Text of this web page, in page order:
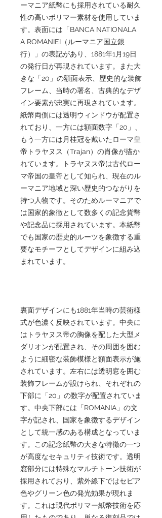
ーマニア紙幣にも採用されている耐久
性の高いポリマー素材を使用していま
す。表面には「BANCA NATIONALA
A ROMANIEI（ルーマニア国立銀
行）」の表記があり、1881年1月19日
の発行日が再現されています。また大
きな「20」の額面表示、歴史的な装飾
フレーム、当時の署名、古典的なデザ
イン要素が忠実に再現されています。
紙幣両側には透明ウィンドウが配置さ
れており、一方には額面数字「20」、
もう一方には月桂冠を戴いたローマ皇
帝トラヤヌス（Trajan）の肖像が描か
れています。トラヤヌス帝は古代ロー
マ帝国の皇帝として知られ、現在のル
ーマニア地域と深い歴史的つながりを
持つ人物です。そのためルーマニアで
は国家的象徴として数多くの記念貨幣
や記念品に採用されています。本紙幣
でも国家の歴史的ルーツを象徴する重
要なモチーフとしてデザインに組み込
まれています。
裏面デザインにも1881年当時の芸術様
式が色濃く反映されています。中央に
はトラヤヌス帝の胸像を配した大型メ
ダリオンが配置され、その周囲を囲む
ように細密な装飾模様と額面表示が施
されています。左右には透明窓を囲む
装飾フレームが設けられ、それぞれの
下部に「20」の数字が配置されていま
す。中央下部には「ROMANIA」の文
字が記され、国家を象徴するデザイン
として統一感のある構成となっていま
す。この記念紙幣の大きな特徴の一つ
が高度なセキュリティ技術です。透明
窓部分には特殊なマルチトーン技術が
採用されており、紫外線下ではセピア
色やグリーン色の発光効果が現れま
す。これは現代ポリマー紙幣技術を応